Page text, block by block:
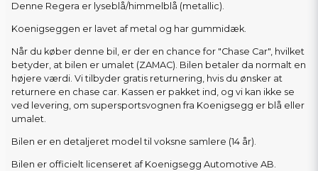
Denne Regera er lyseblå/himmelblå (metallic).
Koenigseggen er lavet af metal og har gummidæk.
Når du køber denne bil, er der en chance for "Chase Car", hvilket
betyder, at bilen er umalet (ZAMAC). Bilen betaler da normalt en
højere værdi. Vi tilbyder gratis returnering, hvis du ønsker at
returnere en chase car. Kassen er pakket ind, og vi kan ikke se
ved levering, om supersportsvognen fra Koenigsegg er blå eller
umalet.
Bilen er en detaljeret model til voksne samlere (14 år).
Bilen er officielt licenseret af Koenigsegg Automotive AB.